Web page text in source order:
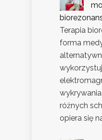
Terapia
forma
różnych
opiera się